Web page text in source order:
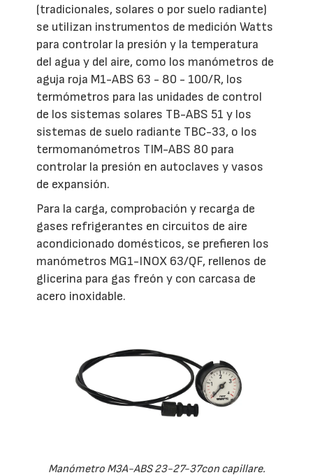
(tradicionales, solares o por suelo radiante)
se utilizan instrumentos de medición Watts
para controlar la presión y la temperatura
del agua y del aire, como los manómetros de
aguja roja M1-ABS 63 - 80 - 100/R, los
termómetros para las unidades de control
de los sistemas solares TB-ABS 51 y los
sistemas de suelo radiante TBC-33, o los
termomanómetros TIM-ABS 80 para
controlar la presión en autoclaves y vasos
de expansión.
Para la carga, comprobación y recarga de
gases refrigerantes en circuitos de aire
acondicionado domésticos, se prefieren los
manómetros MG1-INOX 63/QF, rellenos de
glicerina para gas freón y con carcasa de
acero inoxidable.
Manómetro M3A-ABS 23-27-37con capillare.